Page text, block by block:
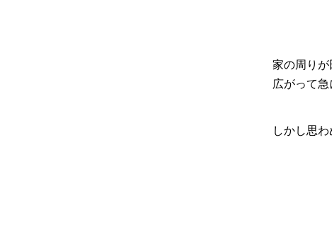
家の周り
広がって
しかし思